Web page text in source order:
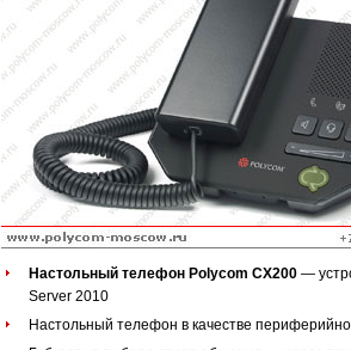
Настольный телефон Polycom CX200 —
Server 2010
Настольный телефон в качестве